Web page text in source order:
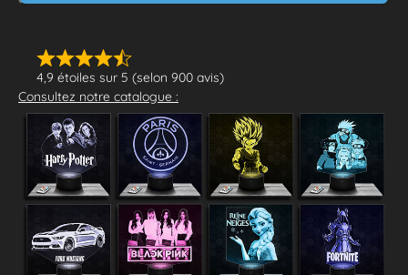
4,9 étoiles sur 5 (selon 900 avis)
Consultez notre catalogue :